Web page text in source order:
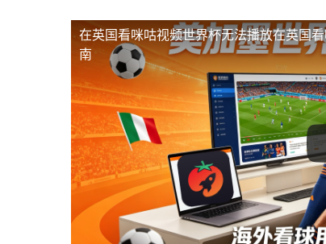
在英国看咪咕视频世界杯无法播放在英国
南